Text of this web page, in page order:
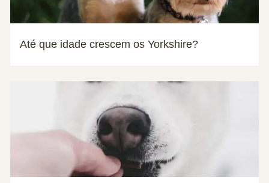
Até que idade crescem os Yorkshire?